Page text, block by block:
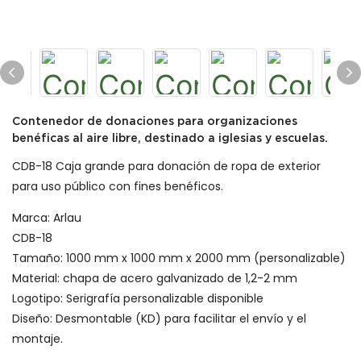
Contenedor de donaciones para organizaciones
benéficas al aire libre, destinado a iglesias y escuelas.
CDB-18 Caja grande para donación de ropa de exterior
para uso público con fines benéficos.
Marca: Arlau
CDB-18
Tamaño: 1000 mm x 1000 mm x 2000 mm (personalizable)
Material: chapa de acero galvanizado de 1,2-2 mm
Logotipo: Serigrafía personalizable disponible
Diseño: Desmontable (KD) para facilitar el envío y el
montaje.